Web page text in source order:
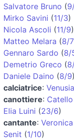
Salvatore Bruno (
Mirko Savini (11/3)
Nicola Ascoli (11/9)
Matteo Melara (8/7
Gennaro Sardo (8/
Demetrio Greco (
Daniele Daino (8/9)
calciatrice:
canottiere:
Elia Luini (23/6)
cantante:
Senit (1/10)